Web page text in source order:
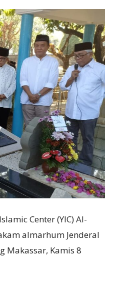
Center (YIC) Al-
almarhum Jenderal
Makassar, Kamis 8